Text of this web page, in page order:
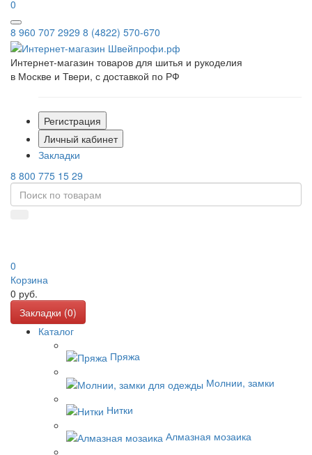
0
8 960 707 2929 8 (4822) 570-670
Интернет-магазин товаров для шитья и рукоделия
в Москве и Твери, с доставкой по РФ
Регистрация
Личный кабинет
Закладки
8 800 775 15 29
0
Корзина
0 руб.
Закладки (0)
Каталог
Пряжа
Молнии, замки
Нитки
Алмазная мозаика